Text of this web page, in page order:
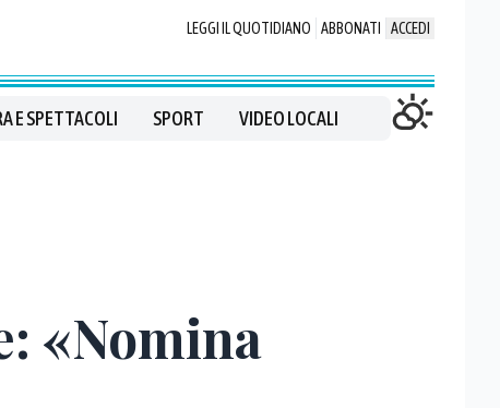
LEGGI IL QUOTIDIANO ABBONATI ACCEDI
E SPETTACOLI SPORT VIDEO LOCALI
«Nomina